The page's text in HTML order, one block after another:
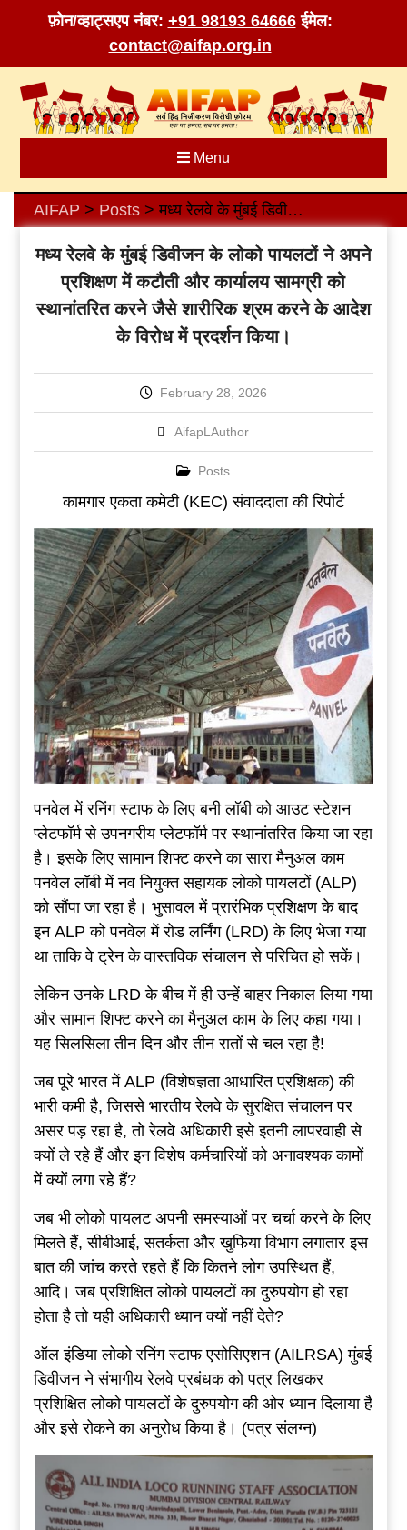
फ़ोन/व्हाट्सएप नंबर: +91 98193 64666 ईमेल:
contact@aifap.org.in
content
Menu
AIFAP > Posts> मध्य रेलवे के मुंबई डिवीजन के लोको पायलटों ने अपने प्रशिक्षण में कटौती और कार्यालय सामग्री को स्थानांतरित करने जैसे शारीरिक श्रम करने के आदेश के विरोध में प्रदर्शन किया।
मध्य रेलवे के मुंबई डिवीजन के लोको पायलटों ने अपने
प्रशिक्षण में कटौती और कार्यालय सामग्री को
स्थानांतरित करने जैसे शारीरिक श्रम करने के आदेश
के विरोध में प्रदर्शन किया।
February 28, 2026
AifapLAuthor
Posts
कामगार एकता कमेटी (KEC) संवाददाता की रिपोर्ट
पनवेल में रनिंग स्टाफ के लिए बनी लॉबी को आउट स्टेशन
प्लेटफॉर्म से उपनगरीय प्लेटफॉर्म पर स्थानांतरित किया जा रहा
है। इसके लिए सामान शिफ्ट करने का सारा मैनुअल काम
पनवेल लॉबी में नव नियुक्त सहायक लोको पायलटों (ALP)
को सौंपा जा रहा है। भुसावल में प्रारंभिक प्रशिक्षण के बाद
इन ALP को पनवेल में रोड लर्निंग (LRD) के लिए भेजा गया
था ताकि वे ट्रेन के वास्तविक संचालन से परिचित हो सकें।
लेकिन उनके LRD के बीच में ही उन्हें बाहर निकाल लिया गया
और सामान शिफ्ट करने का मैनुअल काम के लिए कहा गया।
यह सिलसिला तीन दिन और तीन रातों से चल रहा है!
जब पूरे भारत में ALP (विशेषज्ञता आधारित प्रशिक्षक) की
भारी कमी है, जिससे भारतीय रेलवे के सुरक्षित संचालन पर
असर पड़ रहा है, तो रेलवे अधिकारी इसे इतनी लापरवाही से
क्यों ले रहे हैं और इन विशेष कर्मचारियों को अनावश्यक कामों
में क्यों लगा रहे हैं?
जब भी लोको पायलट अपनी समस्याओं पर चर्चा करने के लिए
मिलते हैं, सीबीआई, सतर्कता और खुफिया विभाग लगातार इस
बात की जांच करते रहते हैं कि कितने लोग उपस्थित हैं,
आदि। जब प्रशिक्षित लोको पायलटों का दुरुपयोग हो रहा
होता है तो यही अधिकारी ध्यान क्यों नहीं देते?
ऑल इंडिया लोको रनिंग स्टाफ एसोसिएशन (AILRSA) मुंबई
डिवीजन ने संभागीय रेलवे प्रबंधक को पत्र लिखकर
प्रशिक्षित लोको पायलटों के दुरुपयोग की ओर ध्यान दिलाया है
और इसे रोकने का अनुरोध किया है। (पत्र संलग्न)